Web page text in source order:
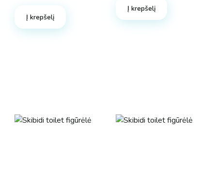
Į krepšelį
Į krepšelį